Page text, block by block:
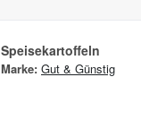
Speisekartoffeln
Marke: Gut & Günstig